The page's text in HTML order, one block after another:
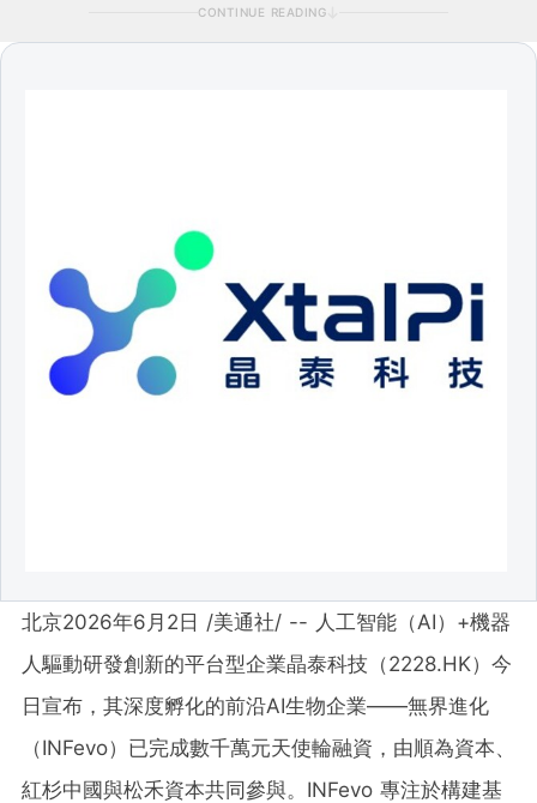
CONTINUE READING
北京2026年6月2日 /美通社/ -- 人工智能（AI）+機器
人驅動研發創新的平台型企業晶泰科技（2228.HK） 今
日宣布，其深度孵化的前沿AI生物企業——無界進化
（INFevo）已完成數千萬元天使輪融資，由順為資本、
紅杉中國與松禾資本共同參與。INFevo 專注於構建基